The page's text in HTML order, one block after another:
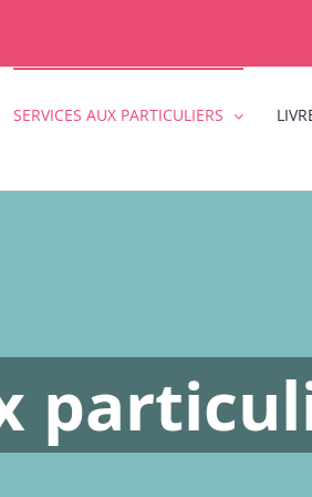
SERVICES AUX PARTICULIERS